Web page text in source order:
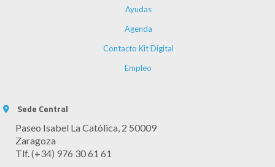
Ayudas
Agenda
Contacto Kit Digital
Empleo
Sede Central
Paseo Isabel La Católica, 2 50009
Zaragoza
Tlf. (+34) 976 30 61 61